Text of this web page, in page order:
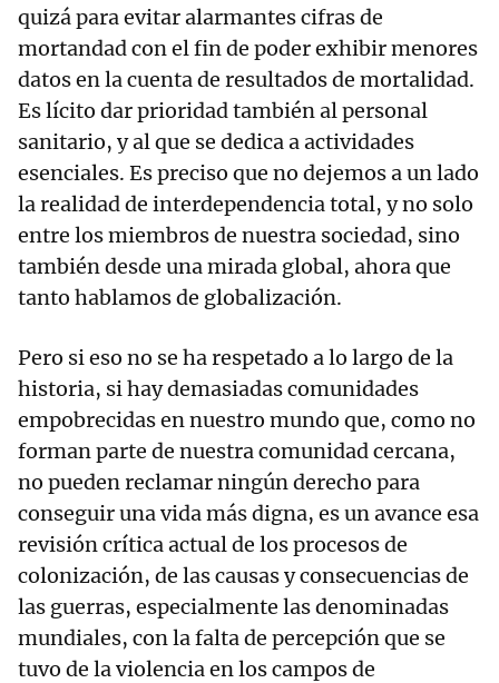
quizá para evitar alarmantes cifras de
mortandad con el fin de poder exhibir menores
datos en la cuenta de resultados de mortalidad.
Es lícito dar prioridad también al personal
sanitario, y al que se dedica a actividades
esenciales. Es preciso que no dejemos a un lado
la realidad de interdependencia total, y no solo
entre los miembros de nuestra sociedad, sino
también desde una mirada global, ahora que
tanto hablamos de globalización.
Pero si eso no se ha respetado a lo largo de la
historia, si hay demasiadas comunidades
empobrecidas en nuestro mundo que, como no
forman parte de nuestra comunidad cercana,
no pueden reclamar ningún derecho para
conseguir una vida más digna, es un avance esa
revisión crítica actual de los procesos de
colonización, de las causas y consecuencias de
las guerras, especialmente las denominadas
mundiales, con la falta de percepción que se
tuvo de la violencia en los campos de